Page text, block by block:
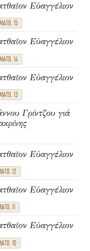
Εὐαγγέλιον
ΜΑΤΘ. 15
Εὐαγγέλιον
ΜΑΤΘ. 14
Εὐαγγέλιον
ΜΑΤΘ. 13
Γρίντζου γιά
Εὐαγγέλιον
12
Εὐαγγέλιον
11
Εὐαγγέλιον
10